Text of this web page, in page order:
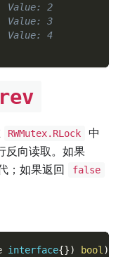
Value: 2
Value: 3
Value: 4
RWMutex.RLock
中
反向读取。如果
；如果返回 false
interface{}) bool )